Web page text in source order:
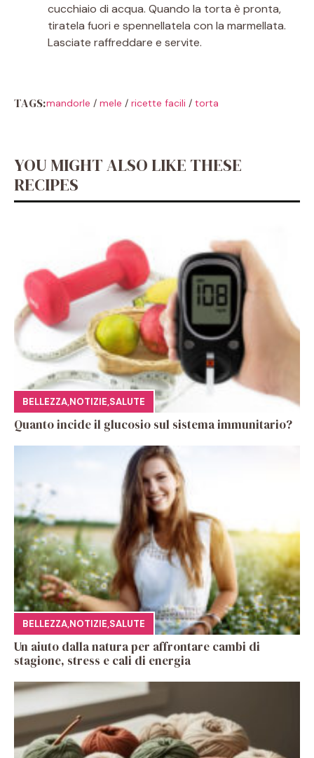
cucchiaio di acqua. Quando la torta è pronta,
tiratela fuori e spennellatela con la marmellata.
Lasciate raffreddare e servite.
TAGS:mandorle / mele / ricette facili / torta
YOU MIGHT ALSO LIKE THESE
RECIPES
BELLEZZA,NOTIZIE,SALUTE
Quanto incide il glucosio sul sistema immunitario?
BELLEZZA,NOTIZIE,SALUTE
Un aiuto dalla natura per affrontare cambi di
stagione, stress e cali di energia